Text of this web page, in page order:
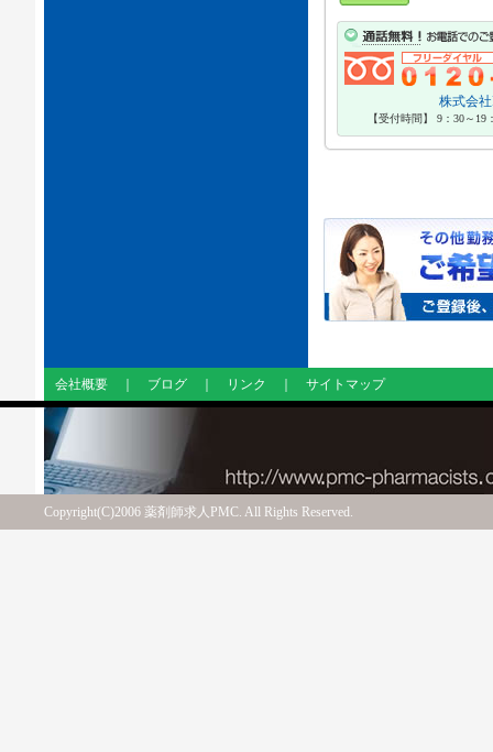
株式会
【受付時間】 9：30～
会社概要 ブログ リンク サイトマップ
Copyright(C)2006 薬剤師求人PMC. All Rights Reserved.